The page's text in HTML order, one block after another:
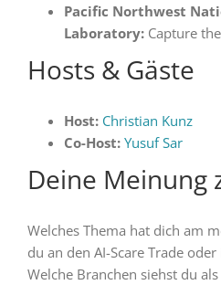
Pacific Northwest
Laboratory:Capture
Hosts & Gäste
Host: Christian Kunz
Co-Host: Yusuf Sar
Deine Meinung
Welches Thema hat dich am
du an den AI-Scare Trade
Welche Branchen siehst du